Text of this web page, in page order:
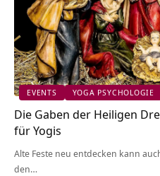
EVENTS YOGA PSYCHOLOGIE
Die Gaben der Heiligen
für Yogis
Alte Feste neu entdecken kann
den…